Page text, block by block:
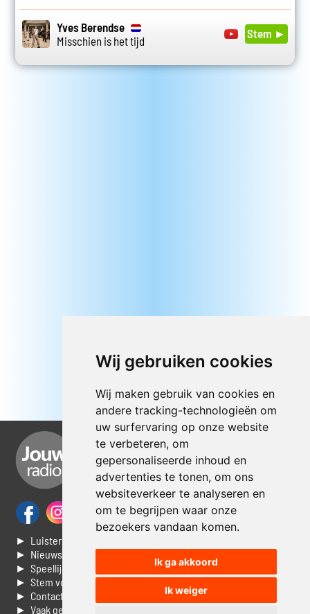
Wij gebruiken cookies
Wij maken gebruik van cookies en
andere tracking-technologieën om
uw surfervaring op onze website
te verbeteren, om
gepersonaliseerde inhoud en
advertenties te tonen, om ons
websiteverkeer te analyseren en
om te begrijpen waar onze
bezoekers vandaan komen.
Ik ga akkoord
Ik weiger
Yves Berendse
Misschien is het tijd
Stem ►
► Luisteren naar Jouwradio
► Nieuws
► Speellijst
► Stem voor de Dag top 3
► Contacteer ons
► Vaak gestelde vragen